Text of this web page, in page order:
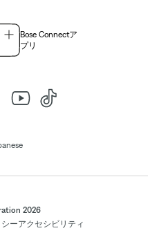
Bose Connectア
プリ
2026
ーアクセシビリティ